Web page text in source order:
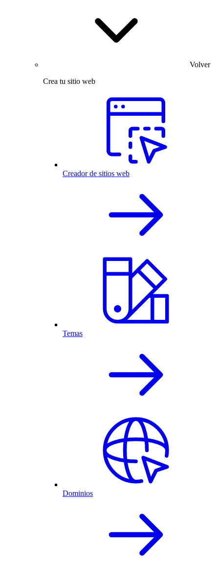
Volver
Crea tu sitio web
Creador de sitios web
Temas
Dominios